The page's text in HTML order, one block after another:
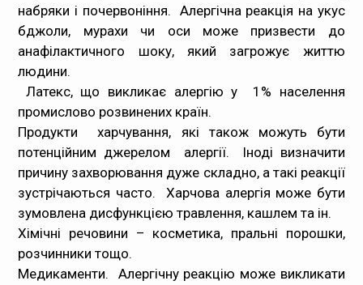
набряки і почервоніння. Алергічна реакція на укус
бджоли, мурахи чи оси може призвести до
анафілактичного шоку, який загрожує життю
людини.
Латекс, що викликає алергію у 1% населення
промислово розвинених країн.
Продукти харчування, які також можуть бути
потенційним джерелом алергії. Іноді визначити
причину захворювання дуже складно, а такі реакції
зустрічаються часто. Харчова алергія може бути
зумовлена дисфункцією травлення, кашлем та ін.
Хімічні речовини – косметика, пральні порошки,
розчинники тощо.
Медикаменти. Алергічну реакцію може викликати